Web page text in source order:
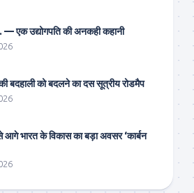
— एक उद्योगपति की अनकही कहानी
बदहाली को बदलने का दस सूत्रीय रोडमैप
आगे भारत के विकास का बड़ा अवसर ‘कार्बन